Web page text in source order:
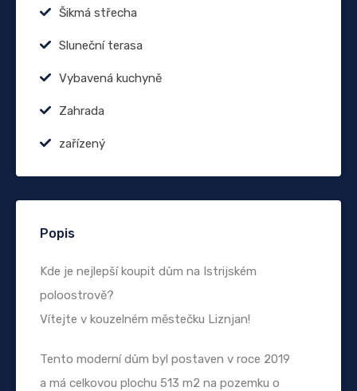
Šikmá střecha
Sluneční terasa
Vybavená kuchyně
Zahrada
zařízený
Popis
Kde je nejlepší koupit dům na Istrijském
poloostrově?
Vítejte v kouzelném městečku Liznjan!
Tento moderní dům byl postaven v roce 2019
a má celkovou plochu 513 m2 na pozemku o